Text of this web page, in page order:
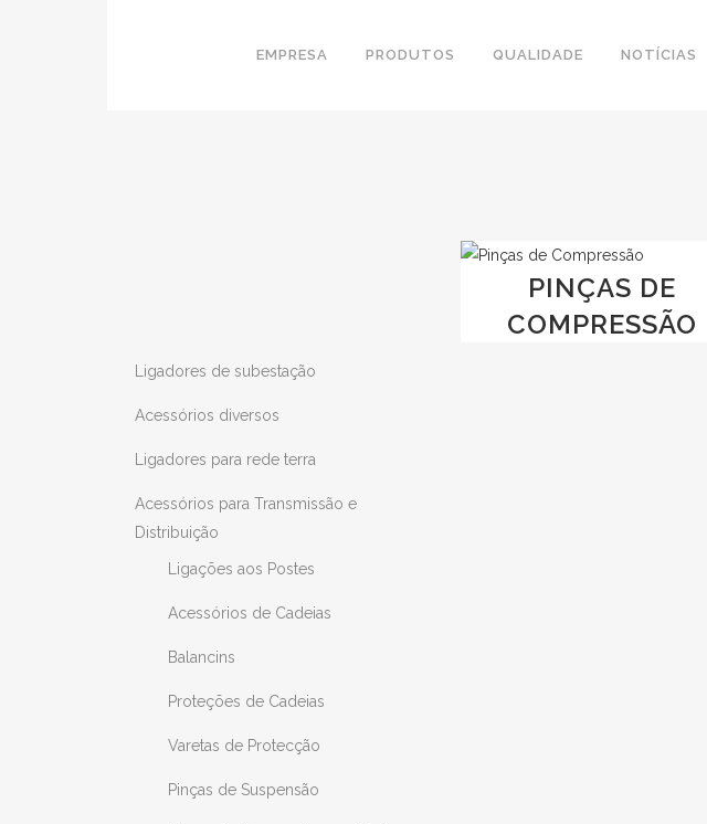
EMPRESA PRODUTOS QUALIDADE NOTÍCIAS
Ligadores de subestação
Acessórios diversos
Ligadores para rede terra
Acessórios para Transmissão e
Distribuição
Ligações aos Postes
Acessórios de Cadeias
Balancins
Proteções de Cadeias
Varetas de Protecção
Pinças de Suspensão
PINÇAS DE
COMPRESSÃO